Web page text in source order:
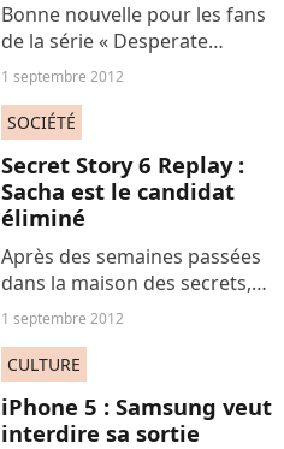
Bonne nouvelle pour les fans
de la série « Desperate
Housewives » puisque la
dernière saison de la série va
être diffusée sur M6 à partir
du 19 septembre et sera
donc sans doute disponible...
1 septembre 2012
SOCIÉTÉ
Secret Story 6 Replay :
Sacha est le candidat
éliminé
Après des semaines passées
dans la maison des secrets,
Sacha a été éliminé hier soir
aux portes de la grande
finale lors de l’émission en
direct présentée par
Benjamin Castaldi et...
1 septembre 2012
CULTURE
iPhone 5 : Samsung veut
interdire sa sortie